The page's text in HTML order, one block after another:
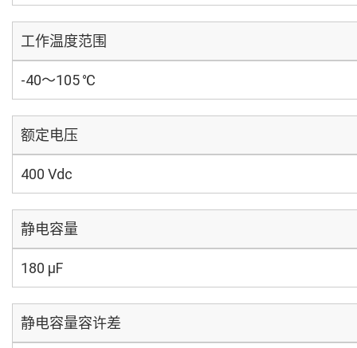
工作温度范围
-40～105 ℃
额定电压
400 Vdc
静电容量
180 µF
静电容量容许差